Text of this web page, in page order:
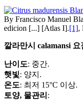
By Francisco Manuel
edicion [...] [Atlas I].[1],
깔라만시 calamansi 요
난이도: 중간.
햇빛: 양지.
온도: 최저 15°C 이상.
토양, 물관리 :